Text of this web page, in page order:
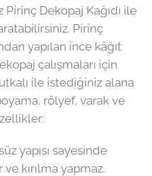
Dekopaj Kağıdı ile
Pirinç
yapılan ince kâğıt
çalışmaları için
ile istediğiniz alana
rölyef, varak ve
yapısı sayesinde
kırılma yapmaz.